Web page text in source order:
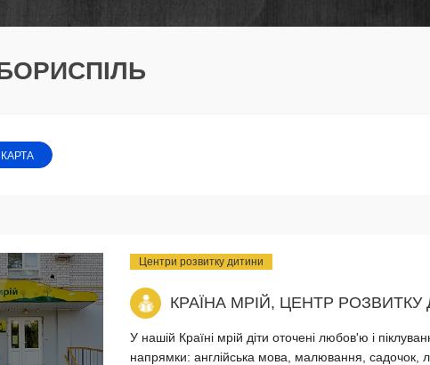
КАРТА
Центри розвитку дитини
КРАЇНА МРІЙ, ЦЕНТР
У нашій Країні мрій діти оточені любов'ю і
напрямки: англійська мова, малювання, садочок,